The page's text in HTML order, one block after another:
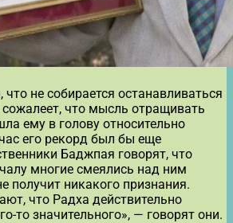
не собирается останавливаться
что мысль отращивать
ему в голову относительно
его рекорд был бы еще
Баджпая говорят, что
многие смеялись над ним
получит никакого признания.
что Радха действительно
то значительного», — говорят они.